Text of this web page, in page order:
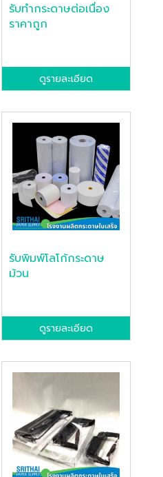
รับทำกระดาษต่อเนื่อง
ราคาถูก
ดูรายละเอียด
รับพิมพ์โลโก้กระดาษ
ม้วน
ดูรายละเอียด